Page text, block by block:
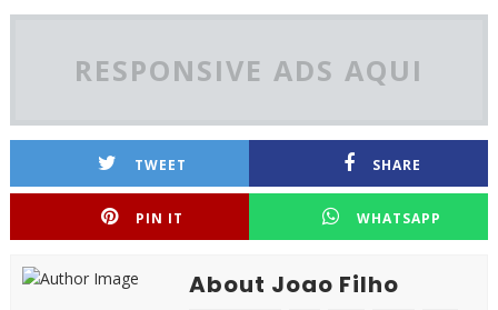
RESPONSIVE ADS AQUI
TWEET SHARE
PIN IT WHATSAPP
About Joao Filho